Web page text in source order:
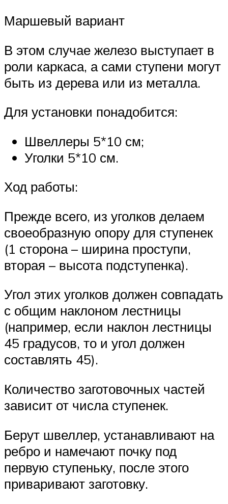
Маршевый вариант
В этом случае железо выступает в
роли каркаса, а сами ступени могут
быть из дерева или из металла.
Для установки понадобится:
Швеллеры 5*10 см;
Уголки 5*10 см.
Ход работы:
Прежде всего, из уголков делаем
своеобразную опору для ступенек
(1 сторона – ширина проступи,
вторая – высота подступенка).
Угол этих уголков должен совпадать
с общим наклоном лестницы
(например, если наклон лестницы
45 градусов, то и угол должен
составлять 45).
Количество заготовочных частей
зависит от числа ступенек.
Берут швеллер, устанавливают на
ребро и намечают почку под
первую ступеньку, после этого
приваривают заготовку.